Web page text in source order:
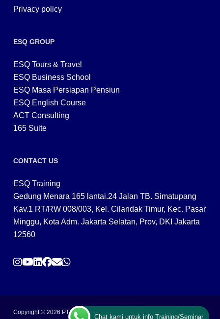
Privacy policy
ESQ GROUP
ESQ Tours & Travel
ESQ Business School
ESQ Masa Persiapan Pensiun
ESQ English Course
ACT Consulting
165 Suite
CONTACT US
ESQ Training
Gedung Menara 165 lantai.24 Jalan TB. Simatupang
Kav.1 RT/RW 008/003, Kel. Cilandak Timur, Kec. Pasar
Minggu, Kota Adm. Jakarta Selatan, Prov, DKI Jakarta
12560
Copyright © 2026 PT ARGA BANGUN BANGSA
Chat kami untuk info Training/Seminar